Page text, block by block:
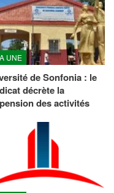
UNE
de Sonfonia : le
décrète la
des activités